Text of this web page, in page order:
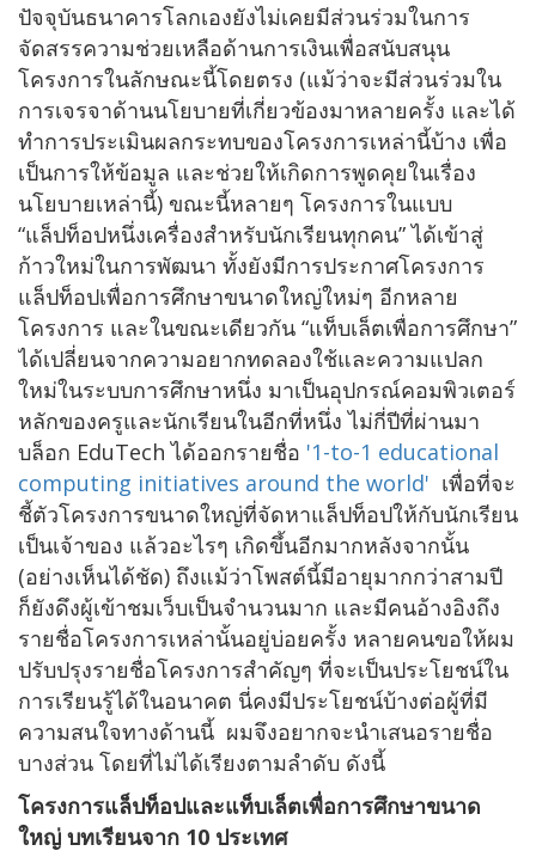
ปัจจุบันธนาคารโลกเองยังไม่เคยมีส่วนร่วมในการ
จัดสรรความช่วยเหลือด้านการเงินเพื่อสนับสนุน
โครงการในลักษณะนี้โดยตรง (แม้ว่าจะมีส่วนร่วมใน
การเจรจาด้านนโยบายที่เกี่ยวข้องมาหลายครั้ง และได้
ทำการประเมินผลกระทบของโครงการเหล่านี้บ้าง เพื่อ
เป็นการให้ข้อมูล และช่วยให้เกิดการพูดคุยในเรื่อง
นโยบายเหล่านี้) ขณะนี้หลายๆ โครงการในแบบ
“แล็ปท็อปหนึ่งเครื่องสำหรับนักเรียนทุกคน” ได้เข้าสู่
ก้าวใหม่ในการพัฒนา ทั้งยังมีการประกาศโครงการ
แล็ปท็อปเพื่อการศึกษาขนาดใหญ่ใหม่ๆ อีกหลาย
โครงการ และในขณะเดียวกัน “แท็บเล็ตเพื่อการศึกษา”
ได้เปลี่ยนจากความอยากทดลองใช้และความแปลก
ใหม่ในระบบการศึกษาหนึ่ง มาเป็นอุปกรณ์คอมพิวเตอร์
หลักของครูและนักเรียนในอีกที่หนึ่ง ไม่กี่ปีที่ผ่านมา
บล็อก EduTech ได้ออกรายชื่อ '1-to-1 educational
computing initiatives around the world' เพื่อที่จะ
ชี้ตัวโครงการขนาดใหญ่ที่จัดหาแล็ปท็อปให้กับนักเรียน
เป็นเจ้าของ แล้วอะไรๆ เกิดขึ้นอีกมากหลังจากนั้น
(อย่างเห็นได้ชัด) ถึงแม้ว่าโพสต์นี้มีอายุมากกว่าสามปี
ก็ยังดึงผู้เข้าชมเว็บเป็นจำนวนมาก และมีคนอ้างอิงถึง
รายชื่อโครงการเหล่านั้นอยู่บ่อยครั้ง หลายคนขอให้ผม
ปรับปรุงรายชื่อโครงการสำคัญๆ ที่จะเป็นประโยชน์ใน
การเรียนรู้ได้ในอนาคต นี่คงมีประโยชน์บ้างต่อผู้ที่มี
ความสนใจทางด้านนี้ ผมจึงอยากจะนำเสนอรายชื่อ
บางส่วน โดยที่ไม่ได้เรียงตามลำดับ ดังนี้
โครงการแล็ปท็อปและแท็บเล็ตเพื่อการศึกษาขนาด
ใหญ่ บทเรียนจาก 10 ประเทศ